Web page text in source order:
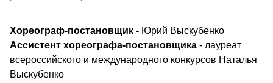
Хореограф-постановщик - Юрий Выскубенко
Ассистент хореографа-постановщика - лауреат
всероссийского и международного конкурсов Наталья
Выскубенко